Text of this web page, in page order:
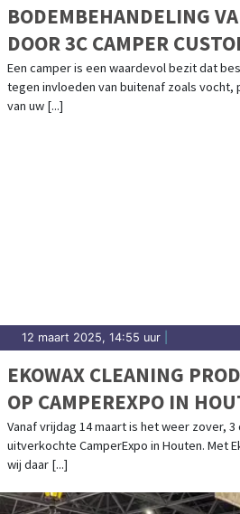
BODEMBEHANDELING
DOOR 3C CAMPER
Een camper is een waardevol bezit dat
tegen invloeden van buitenaf zoals vocht,
van uw [...]
12 maart 2025, 14:55 uur
EKOWAX CLEANING
OP CAMPEREXPO IN
Vanaf vrijdag 14 maart is het weer zover,
uitverkochte CamperExpo in Houten. Met
wij daar [...]